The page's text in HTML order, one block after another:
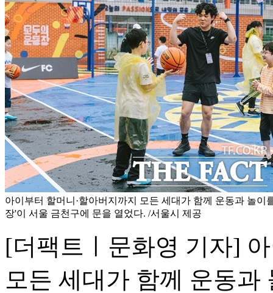
아이부터 할머니·할아버지까지 모든 세대가 함께 운동과 놀이
장'이 서울 금천구에 문을 열었다. /서울시 제공
[더팩트ㅣ문화영 기자]
모든 세대가 함께 운동과